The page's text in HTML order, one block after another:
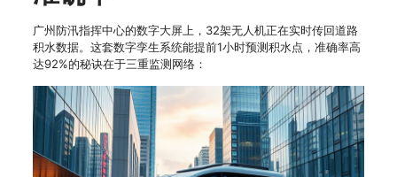
广州防汛指挥中心的数字大屏上，32架无人机正在实时传回道路
积水数据。这套数字孪生系统能提前1小时预测积水点，准确率高
达92%的秘诀在于三重监测网络：